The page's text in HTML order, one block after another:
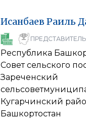
Исанбаев Раиль
Республика
Совет сельского
Зареченский
Кугарчинский
Башкортостан